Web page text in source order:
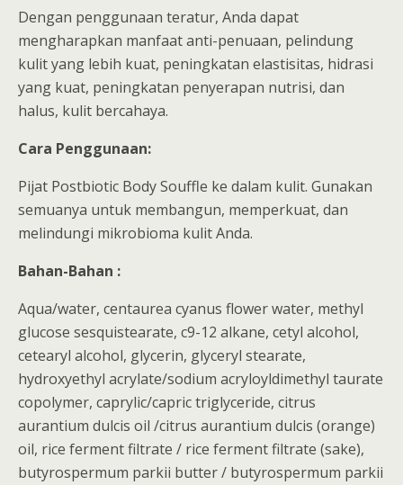
Dengan penggunaan teratur, Anda dapat
mengharapkan manfaat anti-penuaan, pelindung
kulit yang lebih kuat, peningkatan elastisitas, hidrasi
yang kuat, peningkatan penyerapan nutrisi, dan
halus, kulit bercahaya.
Cara Penggunaan:
Pijat Postbiotic Body Souffle ke dalam kulit. Gunakan
semuanya untuk membangun, memperkuat, dan
melindungi mikrobioma kulit Anda.
Bahan-Bahan :
Aqua/water, centaurea cyanus flower water, methyl
glucose sesquistearate, c9-12 alkane, cetyl alcohol,
cetearyl alcohol, glycerin, glyceryl stearate,
hydroxyethyl acrylate/sodium acryloyldimethyl taurate
copolymer, caprylic/capric triglyceride, citrus
aurantium dulcis oil /citrus aurantium dulcis (orange)
oil, rice ferment filtrate / rice ferment filtrate (sake),
butyrospermum parkii butter / butyrospermum parkii